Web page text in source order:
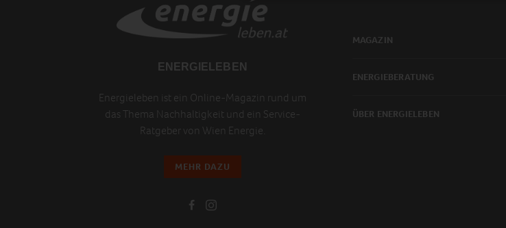
ENERGIELEBEN
Energieleben ist ein Online-Magazin rund um
das Thema Nachhaltigkeit und ein Service-
Ratgeber von Wien Energie.
MEHR DAZU
MAGAZIN
ENERGIEBERATUNG
ÜBER ENERGIELEBEN